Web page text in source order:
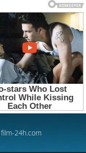
film-24h.com